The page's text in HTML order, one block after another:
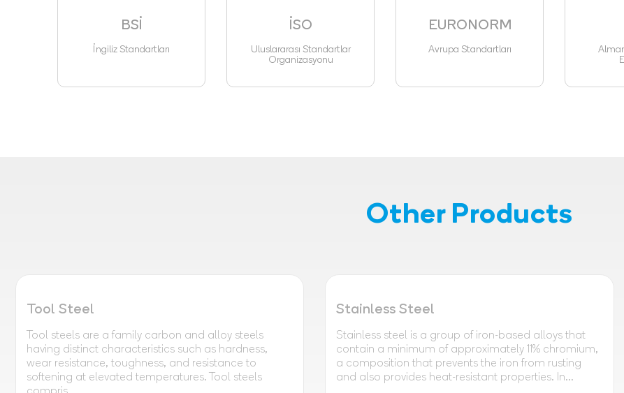
BSİ
İngiliz Standartları
İSO
Uluslararası Standartlar
Organizasyonu
EURONORM
Avrupa Standartları
Other Products
Tool Steel
Tool steels are a family carbon and alloy steels
having distinct characteristics such as hardness,
wear resistance, toughness, and resistance to
softening at elevated temperatures. Tool steels
Stainless Steel
Stainless steel is a group of iron-based alloys that
contain a minimum of approximately 11% chromium,
a composition that prevents the iron from rusting
and also provides heat-resistant properties. In...